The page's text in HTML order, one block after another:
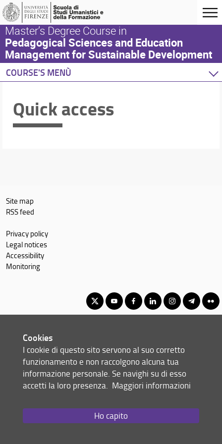
Master’s Degree Course in
Pedagogical Sciences and Education
Management for Sustainable Development
COURSE'S MENÙ
Degree Programme
Teaching Activity
Quick access
Site map
RSS feed
Privacy policy
Legal notices
Accessibility
Monitoring
management della formazione per lo sviluppo sostenibile
© Copyright 2012-2026 Università degli Studi di Firenze UNIFI
P.IVA/Cod.Fis 01279680480
Via Laura, 48 - 50121 Firenze (FI)
Email:scuola(AT)st-umaform.unifi.it
Cookies
I cookie di questo sito servono al suo corretto
funzionamento e non raccolgono alcuna tua
informazione personale. Se navighi su di esso
accetti la loro presenza. Maggiori informazioni
Ho capito